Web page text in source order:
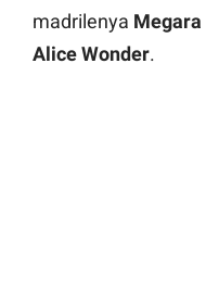
madrilenya Megara
Alice Wonder.